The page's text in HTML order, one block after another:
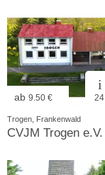
ab 9.50 € 24
Trogen, Frankenwald
CVJM Trogen e.V.